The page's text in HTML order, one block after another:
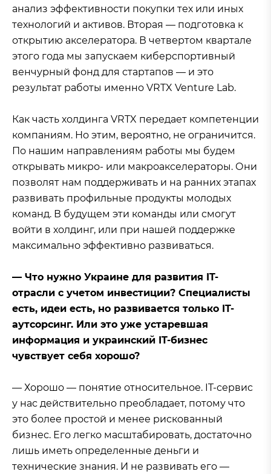
анализ эффективности покупки тех или иных
технологий и активов. Вторая — подготовка к
открытию акселератора. В четвертом квартале
этого года мы запускаем киберспортивный
венчурный фонд для стартапов — и это
результат работы именно VRTX Venture Lab.
Как часть холдинга VRTX передает компетенции
компаниям. Но этим, вероятно, не ограничится.
По нашим направлениям работы мы будем
открывать микро- или макроакселераторы. Они
позволят нам поддерживать и на ранних этапах
развивать профильные продукты молодых
команд. В будущем эти команды или смогут
войти в холдинг, или при нашей поддержке
максимально эффективно развиваться.
— Что нужно Украине для развития IT-
отрасли с учетом инвестиции? Специалисты
есть, идеи есть, но развивается только IT-
аутсорсинг. Или это уже устаревшая
информация и украинский IT-бизнес
чувствует себя хорошо?
— Хорошо — понятие относительное. IT-сервис
у нас действительно преобладает, потому что
это более простой и менее рискованный
бизнес. Его легко масштабировать, достаточно
лишь иметь определенные деньги и
технические знания. И не развивать его —